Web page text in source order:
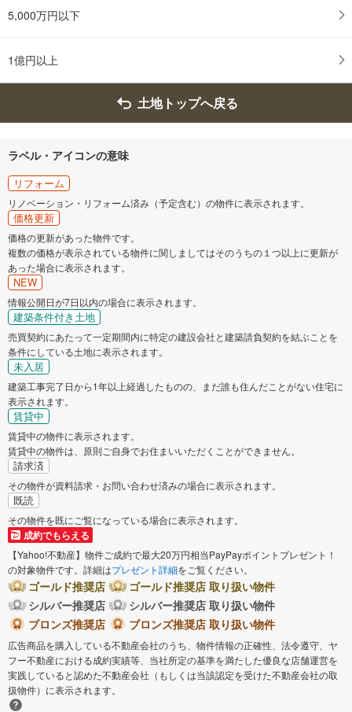
5,000万円以下
1億円以上
土地トップへ戻る
ラベル・アイコンの意味
リフォーム
リノベーション・リフォーム済み（予定含む）の物件に表示されます。
価格更新
価格の更新があった物件です。
複数の価格が表示されている物件に関しましてはそのうちの１つ以上に更新が
あった場合に表示されます。
NEW
情報公開日が7日以内の場合に表示されます。
建築条件付き土地
売買契約にあたって一定期間内に特定の建設会社と建築請負契約を結ぶことを
条件にしている土地に表示されます。
未入居
建築工事完了日から1年以上経過したものの、まだ誰も住んだことがない住宅に
表示されます。
賃貸中
賃貸中の物件に表示されます。
賃貸中の物件は、原則ご自身でお住まいいただくことができません。
請求済
その物件が資料請求・お問い合わせ済みの場合に表示されます。
既読
その物件を既にご覧になっている場合に表示されます。
成約でもらえる
【Yahoo!不動産】物件ご成約で最大20万円相当PayPayポイントプレゼント！
の対象物件です。詳細はプレゼント詳細をご覧ください。
ゴールド推奨店
ゴールド推奨店 取り扱い物件
シルバー推奨店
シルバー推奨店 取り扱い物件
ブロンズ推奨店
ブロンズ推奨店 取り扱い物件
広告商品を購入している不動産会社のうち、物件情報の正確性、法令遵守、ヤ
フー不動産における成約実績等、当社所定の基準を満たした優良な店舗運営を
実践していると認めた不動産会社（もしくは当該認定を受けた不動産会社の取
扱物件）に表示されます。